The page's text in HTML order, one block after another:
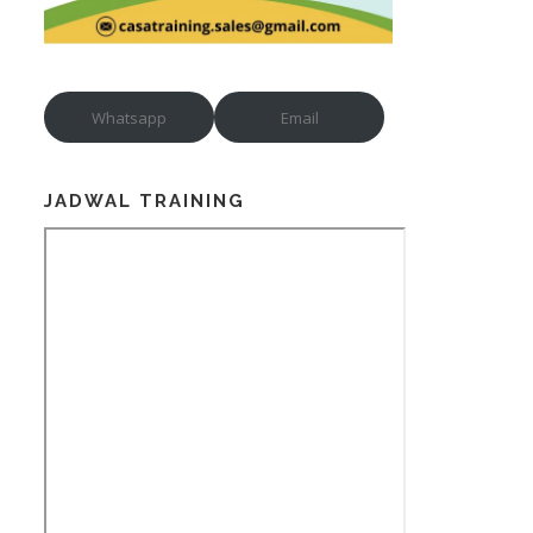
Whatsapp Email
JADWAL TRAINING